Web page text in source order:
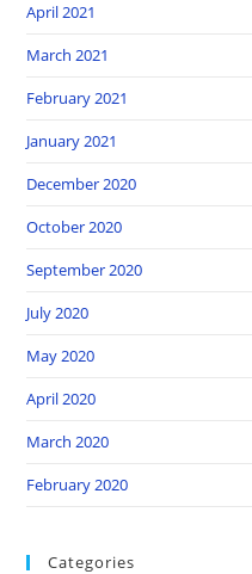
April 2021
March 2021
February 2021
January 2021
December 2020
October 2020
September 2020
July 2020
May 2020
April 2020
March 2020
February 2020
Categories